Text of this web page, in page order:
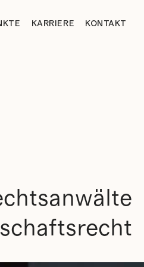
KARRIERE KONTAKT